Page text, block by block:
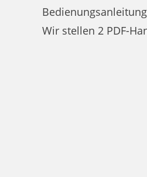
Wir stellen 2 PDF-